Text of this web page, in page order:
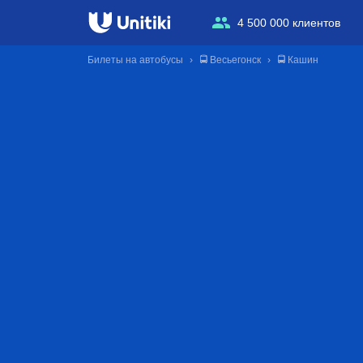
4 500 000 клиентов
Билеты на автобусы 🚍 Весьегонск 🚍 Кашин